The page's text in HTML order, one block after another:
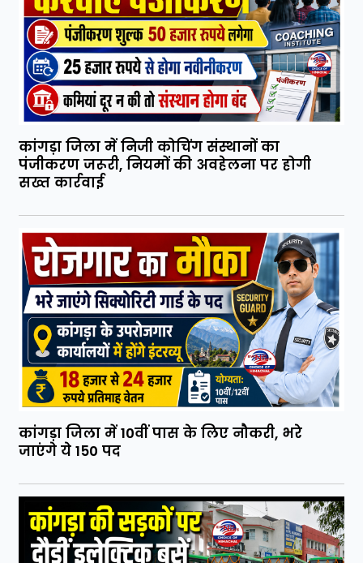
कांगड़ा जिला में निजी कोचिंग संस्थानों का
पंजीकरण जरूरी, नियमों की अवहेलना पर होगी
सख्त कार्रवाई
कांगड़ा जिला में 10वीं पास के लिए नौकरी, भरे
जाएंगे ये 150 पद